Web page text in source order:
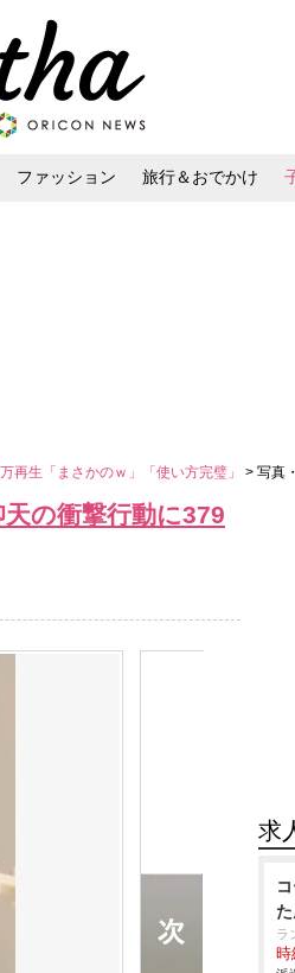
ファッション 旅行＆おでかけ
再生「まさかのｗ」「使い方完璧」 > 写真
の衝撃行動に379
求
ラ
時